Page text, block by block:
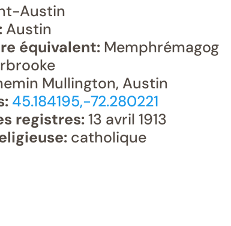
Austin
Austin
équivalent: Memphrémagog
Mullington, Austin
45.184195,-72.280221
registres:13 avril 1913
catholique